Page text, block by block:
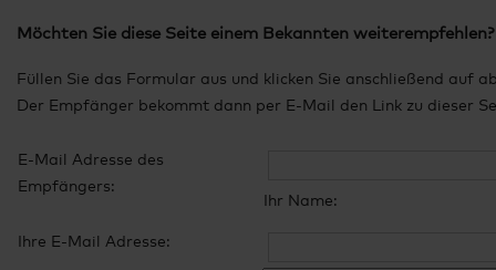
Möchten Sie diese Seite einem Bekannten weiterempfehlen?
Füllen Sie das Formular aus und klicken Sie anschließend auf
Der Empfänger bekommt dann per E-Mail den Link zu dieser
E-Mail Adresse des
Empfängers:
Ihr Name:
Ihre E-Mail Adresse: